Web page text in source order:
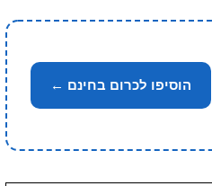
הוסיפו לכרום בחינם ←